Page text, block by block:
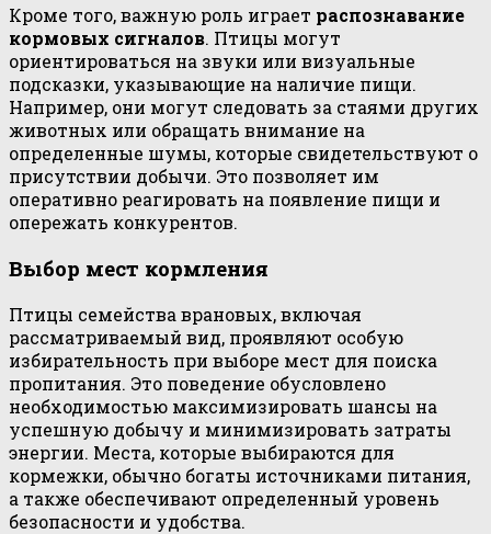
Кроме того, важную роль играет распознавание
кормовых сигналов. Птицы могут
ориентироваться на звуки или визуальные
подсказки, указывающие на наличие пищи.
Например, они могут следовать за стаями других
животных или обращать внимание на
определенные шумы, которые свидетельствуют о
присутствии добычи. Это позволяет им
оперативно реагировать на появление пищи и
опережать конкурентов.
Выбор мест кормления
Птицы семейства врановых, включая
рассматриваемый вид, проявляют особую
избирательность при выборе мест для поиска
пропитания. Это поведение обусловлено
необходимостью максимизировать шансы на
успешную добычу и минимизировать затраты
энергии. Места, которые выбираются для
кормежки, обычно богаты источниками питания,
а также обеспечивают определенный уровень
безопасности и удобства.